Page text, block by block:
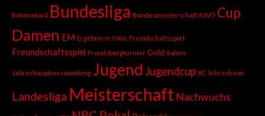
Bahnrekord Bundesliga Bundesmeisterschaft ASVÖ Cup
Damen EM Ergebnisse Fotos Freindschaftsspiel
Freundschaftsspiel Frundsbergturnier Gold italien
Jahreshauptversammlung Jugend Jugendcup KC Schrezheim
Landesliga Meisterschaft Nachwuchs